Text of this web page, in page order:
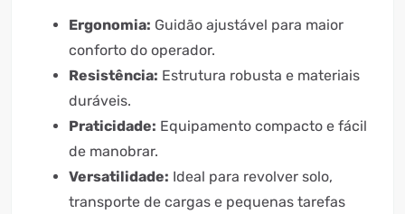
Ergonomia: Guidão ajustável para maior
conforto do operador.
Resistência: Estrutura robusta e materiais
duráveis.
Praticidade: Equipamento compacto e fácil
de manobrar.
Versatilidade: Ideal para revolver solo,
transporte de cargas e pequenas tarefas